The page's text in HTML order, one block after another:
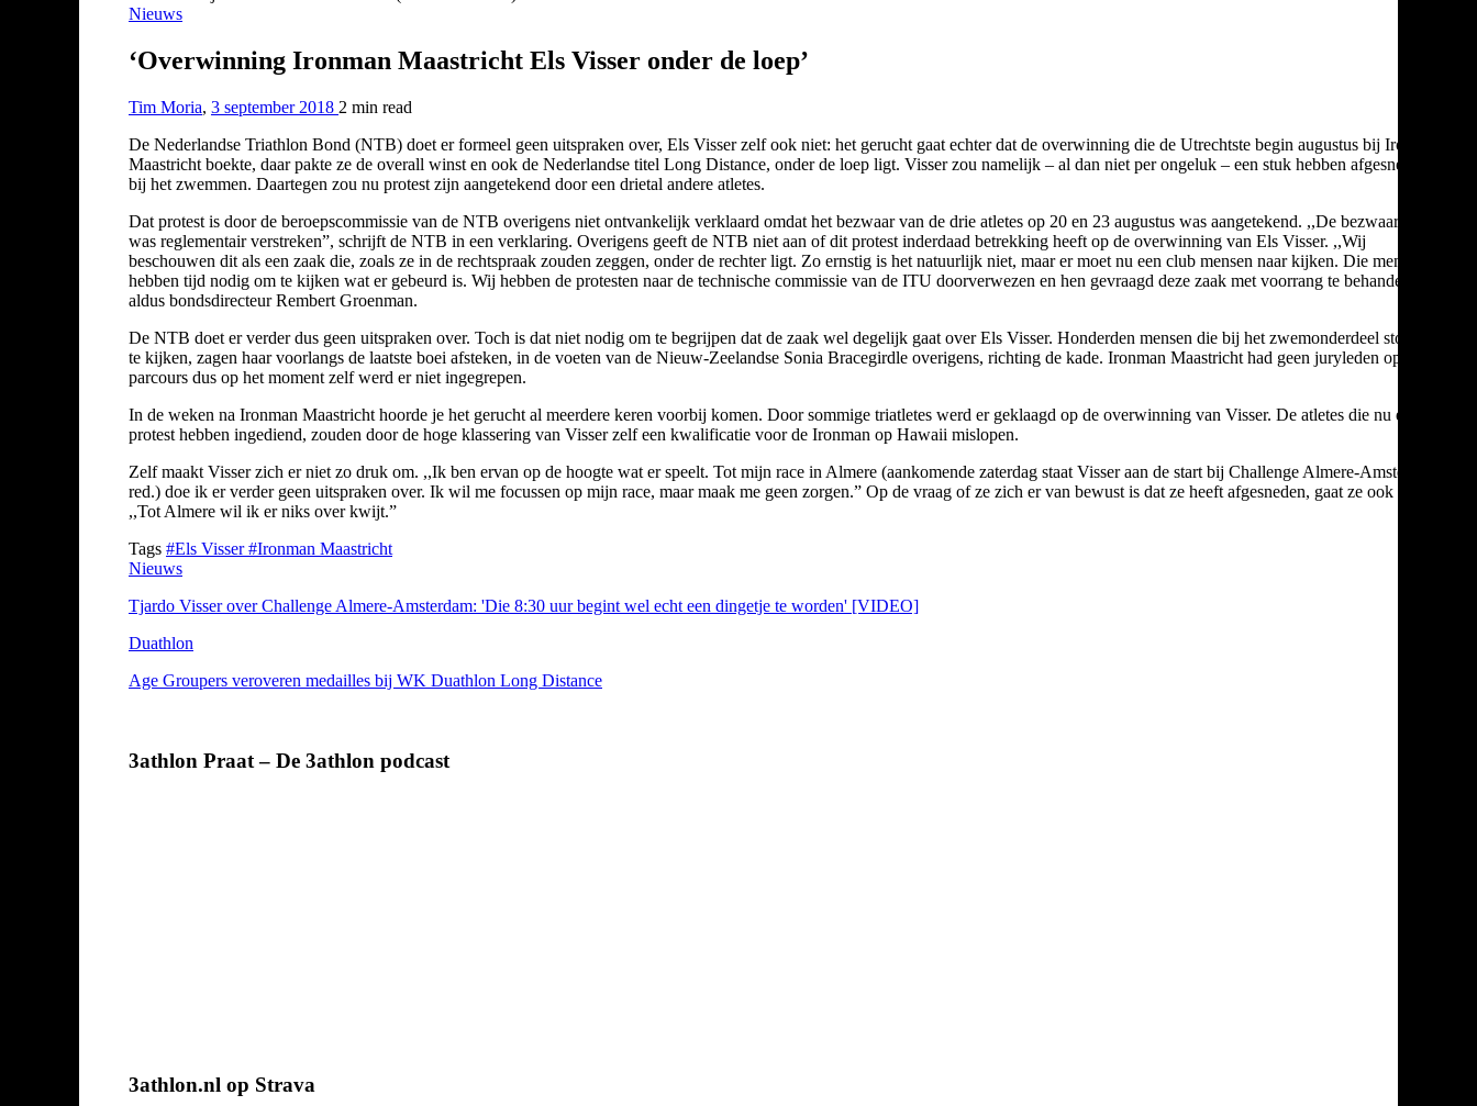
Nieuws
‘Overwinning Ironman Maastricht Els Visser onder de loep’
Tim Moria, 3 september 2018 2 min read
De Nederlandse Triathlon Bond (NTB) doet er formeel geen uitspraken over, Els Visser zelf ook niet: het gerucht gaat echter dat de overwinning die de Utrechtste begin augustus bij Ironman
Maastricht boekte, daar pakte ze de overall winst en ook de Nederlandse titel Long Distance, onder de loep ligt. Visser zou namelijk – al dan niet per ongeluk – een stuk hebben afgesneden
bij het zwemmen. Daartegen zou nu protest zijn aangetekend door een drietal andere atletes.
Dat protest is door de beroepscommissie van de NTB overigens niet ontvankelijk verklaard omdat het bezwaar van de drie atletes op 20 en 23 augustus was aangetekend. ,,De bezwaartermijn
was reglementair verstreken”, schrijft de NTB in een verklaring. Overigens geeft de NTB niet aan of dit protest inderdaad betrekking heeft op de overwinning van Els Visser. ,,Wij
beschouwen dit als een zaak die, zoals ze in de rechtspraak zouden zeggen, onder de rechter ligt. Zo ernstig is het natuurlijk niet, maar er moet nu een club mensen naar kijken. Die mensen
hebben tijd nodig om te kijken wat er gebeurd is. Wij hebben de protesten naar de technische commissie van de ITU doorverwezen en hen gevraagd deze zaak met voorrang te behandelen”,
aldus bondsdirecteur Rembert Groenman.
De NTB doet er verder dus geen uitspraken over. Toch is dat niet nodig om te begrijpen dat de zaak wel degelijk gaat over Els Visser. Honderden mensen die bij het zwemonderdeel stonden
te kijken, zagen haar voorlangs de laatste boei afsteken, in de voeten van de Nieuw-Zeelandse Sonia Bracegirdle overigens, richting de kade. Ironman Maastricht had geen juryleden op het
parcours dus op het moment zelf werd er niet ingegrepen.
In de weken na Ironman Maastricht hoorde je het gerucht al meerdere keren voorbij komen. Door sommige triatletes werd er geklaagd op de overwinning van Visser. De atletes die nu een
protest hebben ingediend, zouden door de hoge klassering van Visser zelf een kwalificatie voor de Ironman op Hawaii mislopen.
Zelf maakt Visser zich er niet zo druk om. ,,Ik ben ervan op de hoogte wat er speelt. Tot mijn race in Almere (aankomende zaterdag staat Visser aan de start bij Challenge Almere-Amsterdam,
red.) doe ik er verder geen uitspraken over. Ik wil me focussen op mijn race, maar maak me geen zorgen.” Op de vraag of ze zich er van bewust is dat ze heeft afgesneden, gaat ze ook niet in.
,,Tot Almere wil ik er niks over kwijt.”
Tags #Els Visser#Ironman Maastricht
Nieuws
Tjardo Visser over Challenge Almere-Amsterdam: 'Die 8:30 uur begint wel echt een dingetje te worden' [VIDEO]
Duathlon
Age Groupers veroveren medailles bij WK Duathlon Long Distance
3athlon Praat – De 3athlon podcast
3athlon.nl op Strava